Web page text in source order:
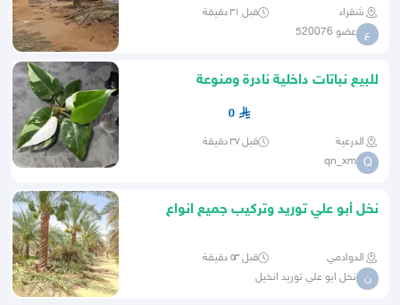
شقراء قبل ٣١ دقيقة
ع عضو 520076
للبيع نباتات داخلية نادرة ومنوعة
0
الدرعية قبل ٣٧ دقيقة
Q
qn_xm
نخل أبو علي توريد وتركيب جميع انواع
الدوادمي قبل ٥٣ دقيقة
ن نخل ابو علي توريد انخيل